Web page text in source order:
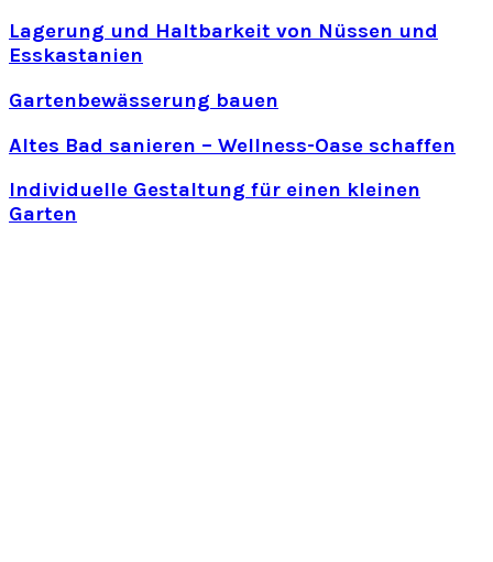
Lagerung und Haltbarkeit von Nüssen und
Esskastanien
Gartenbewässerung bauen
Altes Bad sanieren – Wellness-Oase schaffen
Individuelle Gestaltung für einen kleinen
Garten